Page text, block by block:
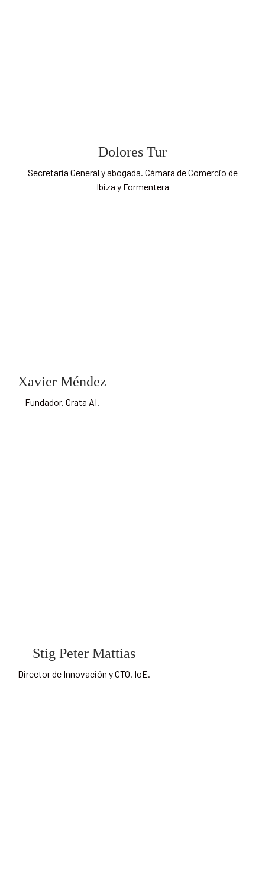
Dolores Tur
Secretaria General y abogada. Cámara de Comercio de
Ibiza y Formentera
Xavier Méndez
Fundador. Crata AI.
Stig Peter Mattias
Director de Innovación y CTO. IoE.